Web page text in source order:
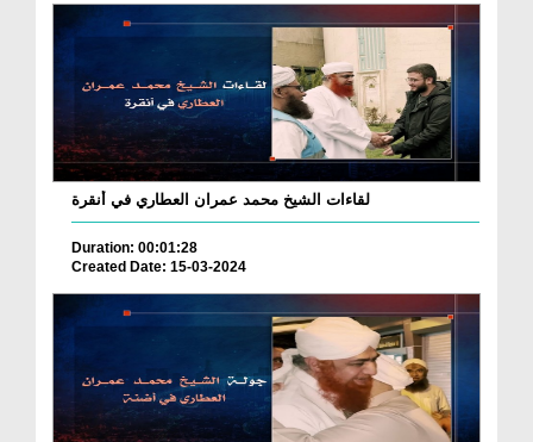
لقاءات الشيخ محمد عمران العطاري في أنقرة
Duration: 00:01:28
Created Date: 15-03-2024